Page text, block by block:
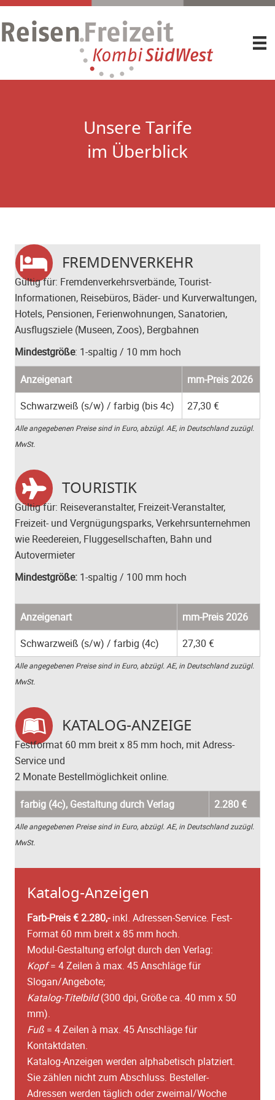
Unsere Tarife
im Überblick
FREMDENVERKEHR
Gültig für: Fremdenverkehrsverbände, Tourist-
Informationen, Reisebüros, Bäder- und Kurverwaltungen,
Hotels, Pensionen, Ferienwohnungen, Sanatorien,
Ausflugsziele (Museen, Zoos), Bergbahnen
Mindestgröße: 1-spaltig / 10 mm hoch
Anzeigenart
mm-Preis 2026
Schwarzweiß (s/w) / farbig (bis 4c)
27,30 €
Alle angegebenen Preise sind in Euro, abzügl. AE, in Deutschland zuzügl.
MwSt.
TOURISTIK
Gültig für: Reiseveranstalter, Freizeit-Veranstalter,
Freizeit- und Vergnügungsparks, Verkehrsunternehmen
wie Reedereien, Fluggesellschaften, Bahn und
Autovermieter
Mindestgröße: 1-spaltig / 100 mm hoch
Anzeigenart
mm-Preis 2026
Schwarzweiß (s/w) / farbig (4c)
27,30 €
Alle angegebenen Preise sind in Euro, abzügl. AE, in Deutschland zuzügl.
MwSt.
KATALOG-ANZEIGE
Festformat 60 mm breit x 85 mm hoch, mit Adress-
Service und
2 Monate Bestellmöglichkeit online.
farbig (4c), Gestaltung durch Verlag 2.280 €
Alle angegebenen Preise sind in Euro, abzügl. AE, in Deutschland zuzügl.
MwSt.
Katalog-Anzeigen
Farb-Preis € 2.280,-inkl. Adressen-Service. Fest-
Format 60 mm breit x 85 mm hoch.
Modul-Gestaltung erfolgt durch den Verlag:
Kopf= 4 Zeilen à max. 45 Anschläge für
Slogan/Angebote;
Katalog-Titelbild(300 dpi, Größe ca. 40 mm x 50
mm).
Fuß = 4 Zeilen à max. 45 Anschläge für
Kontaktdaten.
Katalog-Anzeigen werden alphabetisch platziert.
Sie zählen nicht zum Abschluss. Besteller-
Adressen werden täglich oder zweimal/Woche